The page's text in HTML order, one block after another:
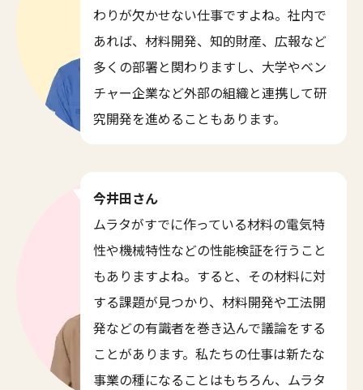
わりが欠かせない仕事ですよね。社内で
あれば、材料開発、知的財産、広報など
多くの部署と関わりますし、大学やベン
チャー企業など外部の組織と連携して研
究開発を進めることもあります。
今井田さん
ムラタがすでに作っている材料の電気特
性や機械特性などの性能検証を行うこと
もありますよね。すると、その材料に対
する課題が見つかり、材料開発や工法開
発などの有識者を巻き込んで議論をする
ことがあります。私たちの仕事は新たな
事業の種になることはもちろん、ムラタ